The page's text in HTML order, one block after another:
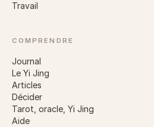
Travail
COMPRENDRE
Journal
Le Yi Jing
Articles
Décider
Tarot, oracle, Yi Jing
Aide